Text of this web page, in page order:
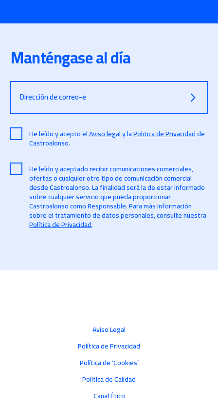
Manténgase al día
Dirección de correo-e
He leído y acepto elAviso legaly laPolitica de Privacidadde
Castroalonso.
He leído y aceptado recibir comunicaciones comerciales,
ofertas o cualquier otro tipo de comunicación comercial
desde Castroalonso. La finalidad será la de estar informado
sobre cualquier servicio que pueda proporcionar
Castroalonso como Responsable. Para más información
sobre el tratamiento de datos personales, consulte nuestra
Política de Privacidad.
Aviso Legal
Política de Privacidad
Política de ‘Cookies’
Política de Calidad
Canal Ético